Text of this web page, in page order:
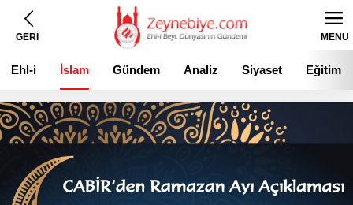
GERİ MENÜ
Ehl-i
Beyt
İslam Gündem Analiz Siyaset Eğitim